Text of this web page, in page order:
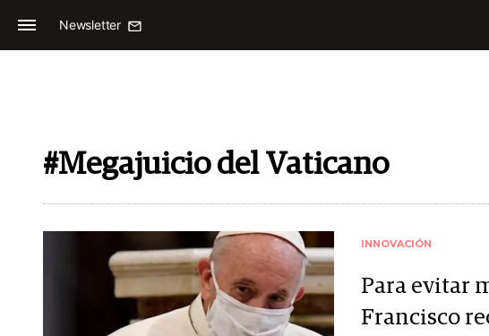
Newsletter
#Megajuicio del Vaticano
INNOVACIÓN
Para evitar
Francisco